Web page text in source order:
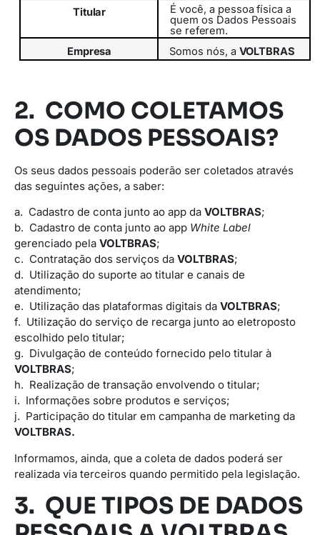
Titular
É você, a pessoa física a
quem os Dados Pessoais
se referem.
Empresa
Somos nós, a VOLTBRAS
2. COMO COLETAMOS
OS DADOS PESSOAIS?
Os seus dados pessoais poderão ser coletados através
das seguintes ações, a saber:
a. Cadastro de conta junto ao app da VOLTBRAS;
b. Cadastro de conta junto ao app White Label
gerenciado pela VOLTBRAS;
c. Contratação dos serviços da VOLTBRAS;
d. Utilização do suporte ao titular e canais de
atendimento;
e. Utilização das plataformas digitais da VOLTBRAS;
f. Utilização do serviço de recarga junto ao eletroposto
escolhido pelo titular;
g. Divulgação de conteúdo fornecido pelo titular à
VOLTBRAS;
h. Realização de transação envolvendo o titular;
i. Informações sobre produtos e serviços;
j. Participação do titular em campanha de marketing da
VOLTBRAS.
Informamos, ainda, que a coleta de dados poderá ser
realizada via terceiros quando permitido pela legislação.
3. QUE TIPOS DE DADOS